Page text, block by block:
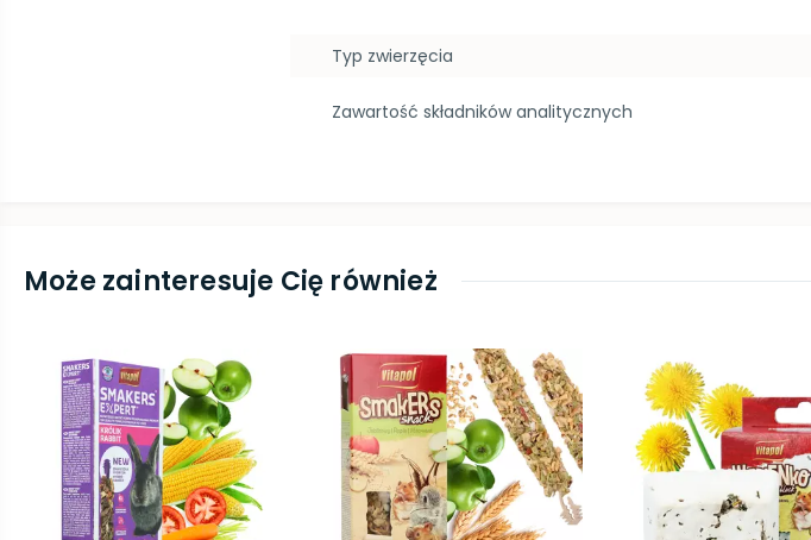
Typ zwierzęcia
Zawartość składników analitycznych
Może zainteresuje Cię również